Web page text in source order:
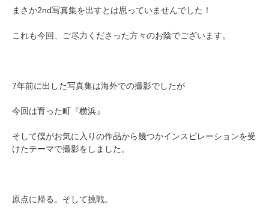
まさか2nd写真集を出すとは思っていませんでした！
これも今回、ご尽力くださった方々のお陰でございます。
7年前に出した写真集は海外での撮影でしたが
今回は育った町『横浜』
そして僕がお気に入りの作品から幾つかインスピレーションを受
けたテーマで撮影をしました。
原点に帰る。そして挑戦。